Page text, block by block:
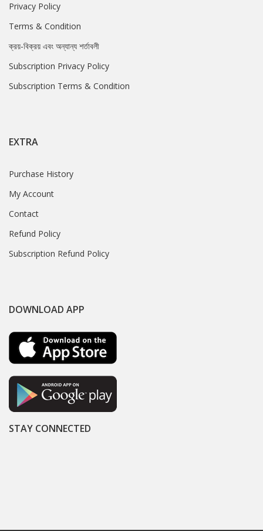
Privacy Policy
Terms & Condition
ক্রয়-বিক্রয় এবং অন্যান্য শর্তাবলী
Subscription Privacy Policy
Subscription Terms & Condition
EXTRA
Purchase History
My Account
Contact
Refund Policy
Subscription Refund Policy
DOWNLOAD APP
STAY CONNECTED